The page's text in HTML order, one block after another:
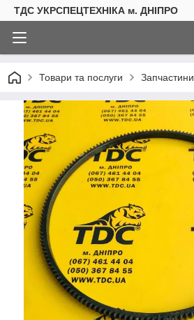
ТДС УКРСПЕЦТЕХНІКА м. ДНІПРО
Товари та послуги Запчастини